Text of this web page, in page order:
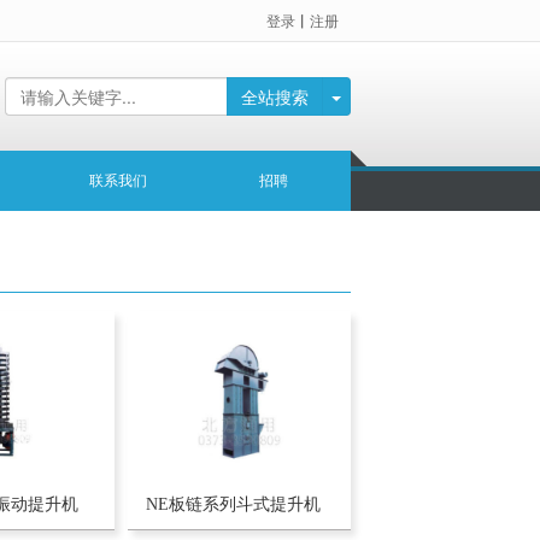
登录 丨 注册
全站搜索
联系我们 招聘
动提升机 NE板链系列斗式提升机